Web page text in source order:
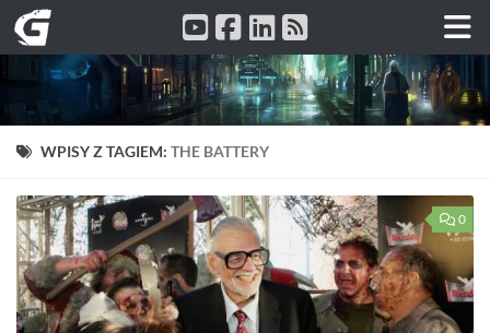
Przeskocz do treści
WPISY Z TAGIEM: THE BATTERY
0